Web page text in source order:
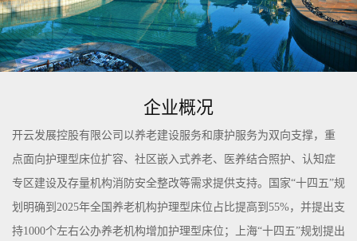
企业概况
开云发展控股有限公司以养老建设服务和康护服务为双向支撑，重
点面向护理型床位扩容、社区嵌入式养老、医养结合照护、认知症
专区建设及存量机构消防安全整改等需求提供支持。国家“十四五”规
划明确到2025年全国养老机构护理型床位占比提高到55%，并提出支
持1000个左右公办养老机构增加护理型床位；上海“十四五”规划提出